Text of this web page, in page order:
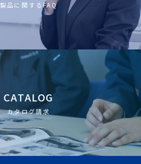
製品に関するFAQ
CATALOG
カタログ請求